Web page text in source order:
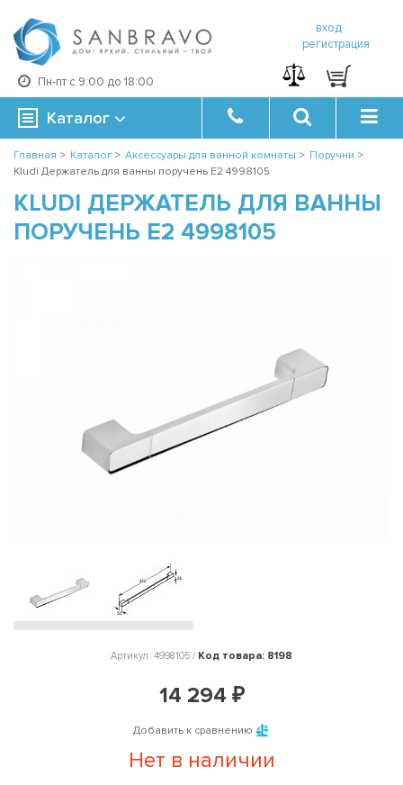
Пн-пт с 9:00 до 18:00
вход
регистрация
Каталог
Главная > Каталог > Аксессуары для ванной комнаты > Поручни >
Kludi Держатель для ванны поручень E2 4998105
KLUDI ДЕРЖАТЕЛЬ ДЛЯ ВАННЫ
ПОРУЧЕНЬ E2 4998105
Артикул: 4998105 / Код товара: 8198
14 294 ₽
Добавить к сравнению
Нет в наличии